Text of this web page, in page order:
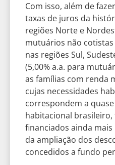
Com isso, além de
taxas de juros da
regiões Norte e
mutuários não cotistas
nas regiões Sul,
(5,00% a.a. para
as famílias com renda
cujas necessidades
correspondem a
habitacional brasileiro,
financiados ainda
da ampliação dos
concedidos a fundo